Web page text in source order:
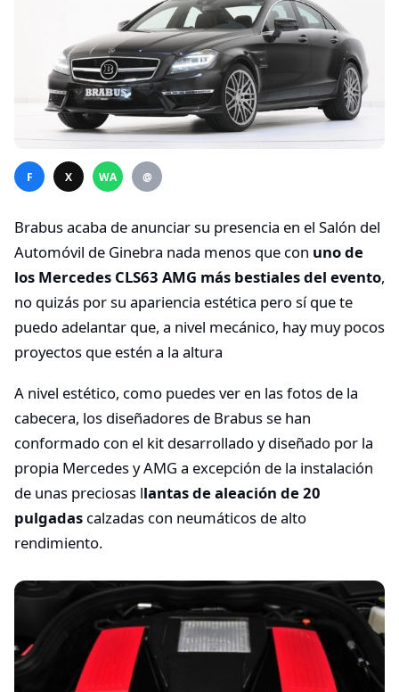
F X WA @
Brabus acaba de anunciar su presencia en el Salón del
Automóvil de Ginebra nada menos que con uno de
los Mercedes CLS63 AMG más bestiales del evento,
no quizás por su apariencia estética pero sí que te
puedo adelantar que, a nivel mecánico, hay muy pocos
proyectos que estén a la altura
A nivel estético, como puedes ver en las fotos de la
cabecera, los diseñadores de Brabus se han
conformado con el kit desarrollado y diseñado por la
propia Mercedes y AMG a excepción de la instalación
de unas preciosas llantas de aleación de 20
pulgadas calzadas con neumáticos de alto
rendimiento.